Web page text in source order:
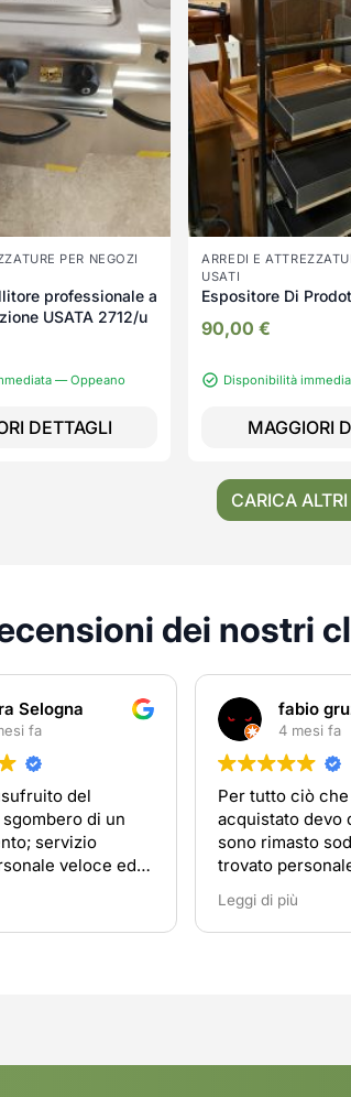
PER NEGOZI
professionale a
USATA 2712/u
— Oppeano
DETTAGLI
ARREDI E
USATI
90,00€
Disponibilità
MAGGIORI
CARICA
dei nostri
fabio gruzzoli
Per tutto ciò che ho
acquistato devo dire che
sono rimasto soddisfatto, ho
trovato personale preparato e